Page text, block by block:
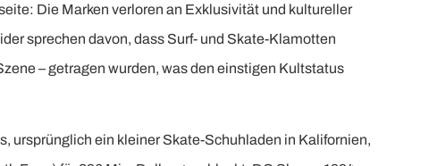
Die Marken verloren an Exklusivität und kultureller
sprechen davon, dass Surf- und Skate-Klamotten
– getragen wurden, was den einstigen Kultstatus
ursprünglich ein kleiner Skate-Schuhladen in Kalifornien,